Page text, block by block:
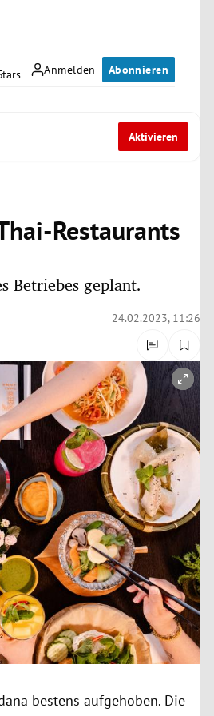
Anmelden Abonnieren
Aktivieren
Restaurants
Betriebes geplant.
24.02.2023, 11:26
bestens aufgehoben. Die